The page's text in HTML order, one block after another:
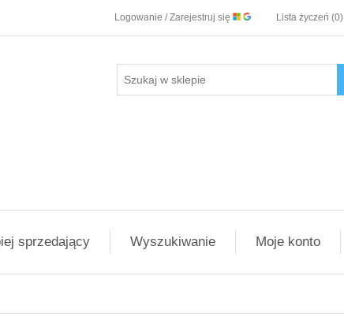
Logowanie / Zarejestruj się Lista życzeń (0)
sprzedający Wyszukiwanie Moje konto